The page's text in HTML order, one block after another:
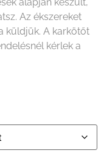
Az ékszereket
küldjük. A karkötőt
kérlek a